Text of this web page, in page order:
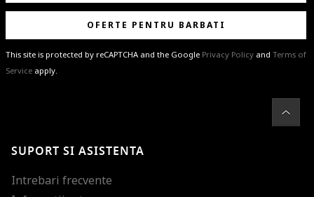
OFERTE PENTRU BARBATI
This site is protected by reCAPTCHA and the Google Privacy Policy and Terms of
Service apply.
%email%
ultimele tendinte in moda!
SUPORT SI ASISTENTA
Intrebari frecvente